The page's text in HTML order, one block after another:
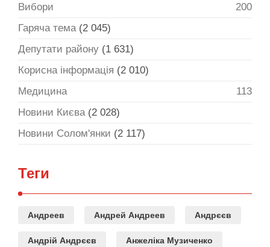
Вибори
200
Гаряча тема(2 045)
Депутати району (1 631)
Корисна інформація (2 010)
Медицина
113
Новини Києва(2 028)
Новини Солом'янки (2 117)
Теги
Андреев Андрей Андреев Андрєєв
Андрій Андрєєв Анжеліка Музиченко